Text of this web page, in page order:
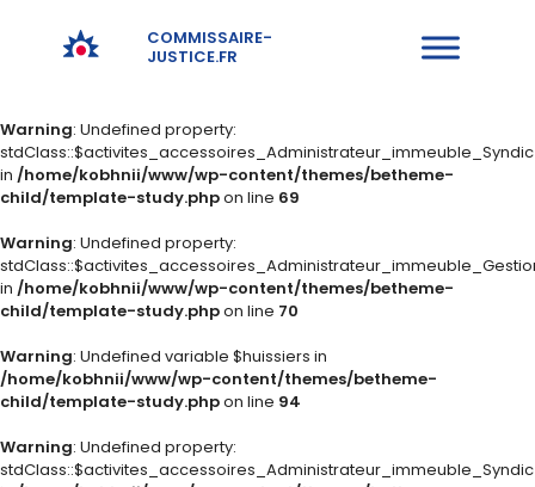
COMMISSAIRE-
JUSTICE.FR
Warning: Undefined property:
in /home/kobhnii/www/wp-content/themes/betheme-
child/template-study.phpon line 69
Warning: Undefined property:
in /home/kobhnii/www/wp-content/themes/betheme-
child/template-study.phpon line 70
Warning: Undefined variable $huissiers in
/home/kobhnii/www/wp-content/themes/betheme-
child/template-study.phpon line 94
Warning: Undefined property: